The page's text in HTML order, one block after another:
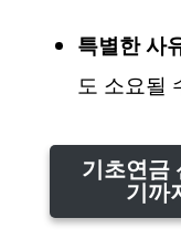
특별한 사
도 소요될
기초연금
기까